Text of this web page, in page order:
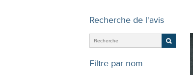
Recherche de l'avis
Filtre par nom